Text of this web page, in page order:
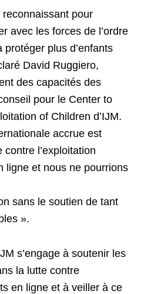
pour
avec les forces de l’ordre
plus d’enfants
David Ruggiero,
des capacités des
pour le Center to
of Children d’IJM.
accrue est
l’exploitation
ligne et nous ne pourrions
sans le soutien de tant
».
s’engage à soutenir les
la lutte contre
en ligne et à veiller à ce